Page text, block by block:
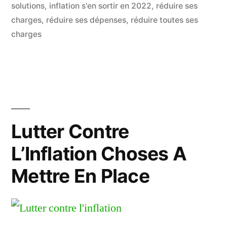
solutions, inflation s'en sortir en 2022, réduire ses
charges, réduire ses dépenses, réduire toutes ses
charges
Lutter Contre
L’Inflation Choses A
Mettre En Place